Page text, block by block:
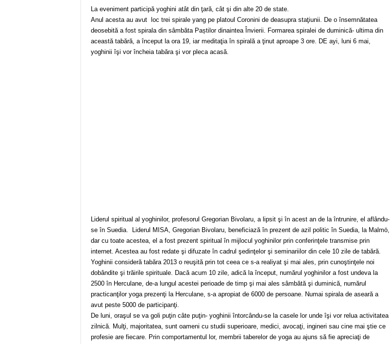
La eveniment participă yoghini atât din ţară, cât şi din alte 20 de state.
Anul acesta au avut loc trei spirale yang pe platoul Coronini de deasupra staţiunii. De o însemnătatea
deosebită a fost spirala din sâmbăta Paștilor dinaintea Învierii. Formarea spiralei de duminică- ultima din
această tabără, a început la ora 19, iar meditaţia în spirală a ţinut aproape 3 ore. DE ayi, luni 6 mai,
yoghinii îşi vor încheia tabăra şi vor pleca acasă.
Liderul spiritual al yoghinilor, profesorul Gregorian Bivolaru, a lipsit şi în acest an de la întrunire, el aflându-
se în Suedia. Liderul MISA, Gregorian Bivolaru, beneficiază în prezent de azil politic în Suedia, la Malmö,
dar cu toate acestea, el a fost prezent spiritual în mijlocul yoghinilor prin conferinţele transmise prin
internet. Acestea au fost redate şi difuzate în cadrul şedinţelor şi seminariilor din cele 10 zile de tabără.
Yoghinii consideră tabăra 2013 o reuşită prin tot ceea ce s-a realiyat şi mai ales, prin cunoştinţele noi
dobândite şi trăirile spirituale. Dacă acum 10 zile, adică la început, numărul yoghinilor a fost undeva la
2500 în Herculane, de-a lungul acestei perioade de timp şi mai ales sâmbătă şi duminică, numărul
practicanţilor yoga prezenţi la Herculane, s-a apropiat de 6000 de persoane. Numai spirala de aseară a
avut peste 5000 de participanţi.
De luni, oraşul se va goli puţin câte puţin- yoghinii întorcându-se la casele lor unde îşi vor relua activitatea
zilnică. Mulţi, majoritatea, sunt oameni cu studii superioare, medici, avocaţi, ingineri sau cine mai ştie ce
profesie are fiecare. Prin comportamentul lor, membrii taberelor de yoga au ajuns să fie apreciaţi de